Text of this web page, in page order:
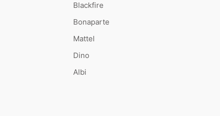
Blackfire
Bonaparte
Mattel
Dino
Albi